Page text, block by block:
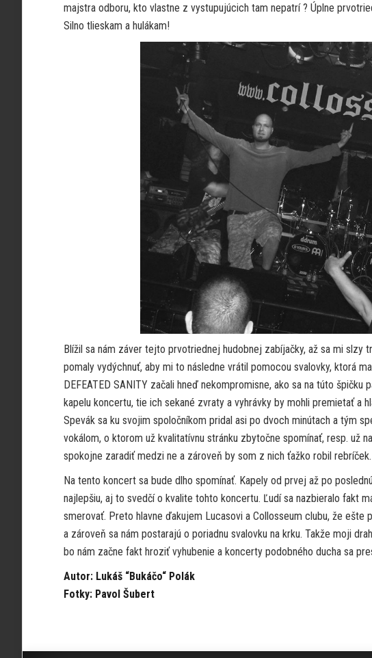
majstra odboru, kto vlastne z vystupujúcich tam nepatrí ? Úplne
Silno tlieskam a hulákam!
Blížil sa nám záver tejto prvotriednej hudobnej zabíjačky, až sa mi
pomaly vydýchnuť, aby mi to následne vrátil pomocou svalovky, ktorá
DEFEATED SANITY začali hneď nekompromisne, ako sa na túto
kapelu koncertu, tie ich sekané zvraty a vyhrávky by mohli premietať a
Spevák sa ku svojim spoločníkom pridal asi po dvoch minútach a tým
vokálom, o ktorom už kvalitatívnu stránku zbytočne spomínať, resp. už
spokojne zaradiť medzi ne a zároveň by som z nich ťažko robil
Na tento koncert sa bude dlho spomínať. Kapely od prvej až po
najlepšiu, aj to svedčí o kvalite tohto koncertu. Ľudí sa nazbieralo fakt
smerovať. Preto hlavne ďakujem Lucasovi a Collosseum clubu, že
a zároveň sa nám postarajú o poriadnu svalovku na krku. Takže moji
bo nám začne fakt hroziť vyhubenie a koncerty podobného ducha sa
Autor: Lukáš “Bukáčo“ Polák
Fotky: Pavol Šubert